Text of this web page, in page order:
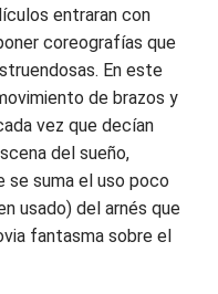
entraran con
coreografías que
En este
de brazos y
vez que decían
del sueño,
se suma el uso poco
usado) del arnés que
fantasma sobre el